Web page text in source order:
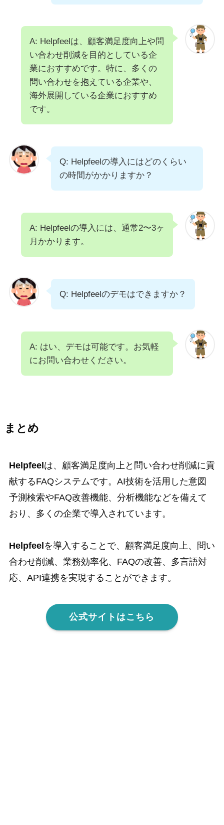
A: Helpfeelは、顧客満足度向上や問
い合わせ削減を目的としている企
業におすすめです。特に、多くの
問い合わせを抱えている企業や、
海外展開している企業におすすめ
です。
Q: Helpfeelの導入にはどのくらい
の時間がかかりますか？
A: Helpfeelの導入には、通常2〜3ヶ
月かかります。
Q: Helpfeelのデモはできますか？
A: はい、デモは可能です。お気軽
にお問い合わせください。
まとめ
Helpfeelは、顧客満足度向上と問い合わせ削減に貢
献するFAQシステムです。AI技術を活用した意図
予測検索やFAQ改善機能、分析機能などを備えて
おり、多くの企業で導入されています。
Helpfeelを導入することで、顧客満足度向上、問い
合わせ削減、業務効率化、FAQの改善、多言語対
応、API連携を実現することができます。
公式サイトはこちら